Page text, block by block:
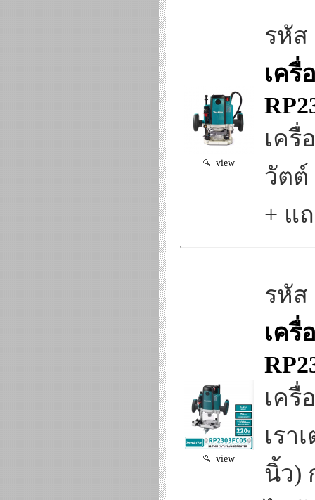
view
รหัส
เครื่
เครื่
วัตต์
+ แ
view
รหัส
เครื่
เครื่
เรา
นิ้ว)